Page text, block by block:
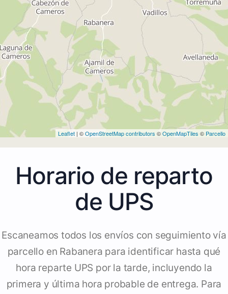
Leaflet | ©OpenStreetMap contributors ©OpenMapTiles © Parcello
Horario de reparto
de UPS
Escaneamos todos los envíos con seguimiento vía
parcello en Rabanera para identificar hasta qué
hora reparte UPS por la tarde, incluyendo la
primera y última hora probable de entrega. Para